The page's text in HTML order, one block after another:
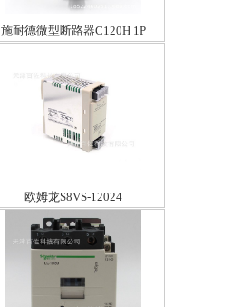
施耐德微型断路器C120H 1P
欧姆龙S8VS-12024